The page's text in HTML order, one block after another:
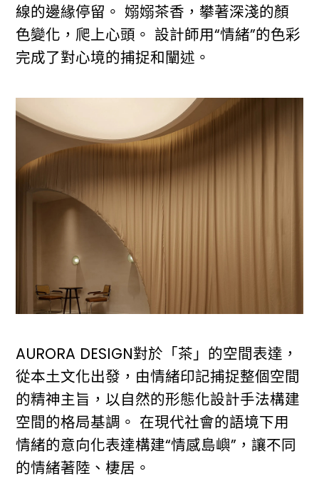
線的邊緣停留。 嫋嫋茶香，攀著深淺的顏
色變化，爬上心頭。 設計師用“情緒”的色彩
完成了對心境的捕捉和闡述。
AURORA DESIGN對於「茶」的空間表達，
從本土文化出發，由情緒印記捕捉整個空間
的精神主旨，以自然的形態化設計手法構建
空間的格局基調。 在現代社會的語境下用
情緒的意向化表達構建“情感島嶼”，讓不同
的情緒著陸、棲居。